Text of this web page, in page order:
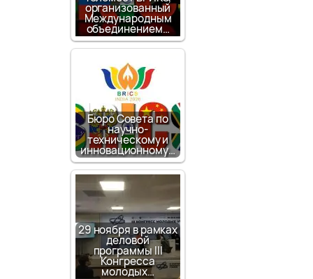
организованный
Международным
объединением…
Бюро Совета по
научно-
техническому и
инновационному…
29 ноября в рамках
деловой
программы III
Конгресса
молодых…